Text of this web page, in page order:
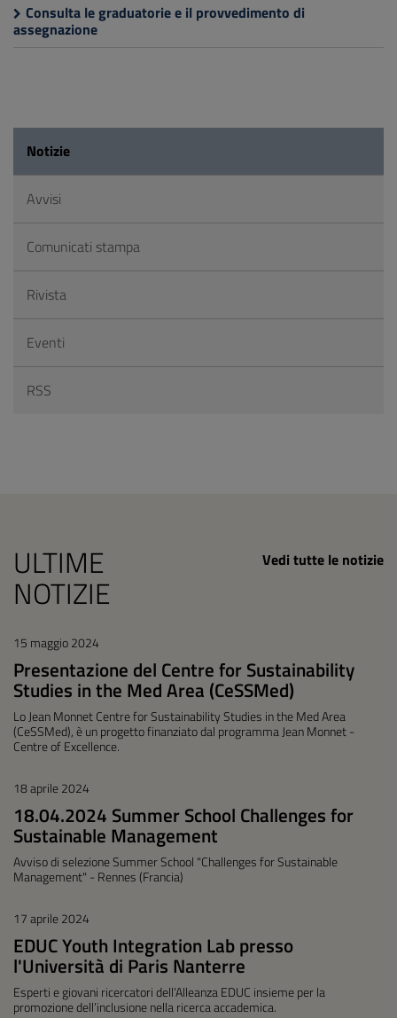
Consulta le graduatorie e il provvedimento di
assegnazione
Notizie
Avvisi
Comunicati stampa
Rivista
Eventi
RSS
ULTIME
NOTIZIE
Vedi tutte le notizie
15 maggio 2024
Presentazione del Centre for Sustainability
Studies in the Med Area (CeSSMed)
Lo Jean Monnet Centre for Sustainability Studies in the Med Area
(CeSSMed), è un progetto finanziato dal programma Jean Monnet -
Centre of Excellence.
18 aprile 2024
18.04.2024 Summer School Challenges for
Sustainable Management
Avviso di selezione Summer School "Challenges for Sustainable
Management" - Rennes (Francia)
17 aprile 2024
EDUC Youth Integration Lab presso
l'Università di Paris Nanterre
Esperti e giovani ricercatori dell’Alleanza EDUC insieme per la
promozione dell’inclusione nella ricerca accademica.